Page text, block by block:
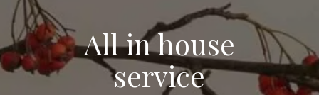
All in house
service